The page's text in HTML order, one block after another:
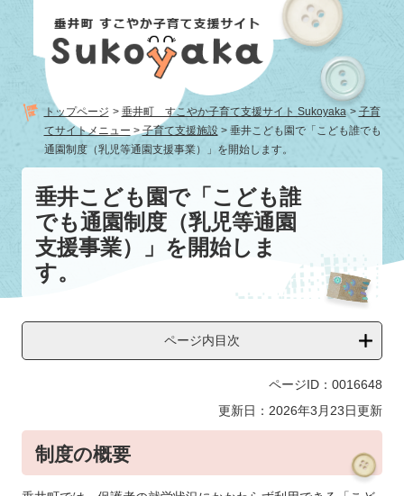
トップページ > 垂井町 すこやか子育て支援サイト Sukoyaka > 子育
てサイトメニュー > 子育て支援施設 > 垂井こども園で「こども誰でも
通園制度（乳児等通園支援事業）」を開始します。
垂井こども園で「こども誰
でも通園制度（乳児等通園
支援事業）」を開始しま
す。
ページ内目次
ページID：0016648
更新日：2026年3月23日更新
制度の概要